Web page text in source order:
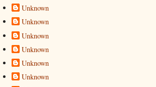
Unknown
Unknown
Unknown
Unknown
Unknown
Unknown